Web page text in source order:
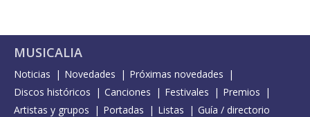
MUSICALIA
Noticias Novedades
Próximas novedades
Discos históricos
Canciones Festivales
Premios
Artistas y grupos
Portadas Listas Guía / directorio